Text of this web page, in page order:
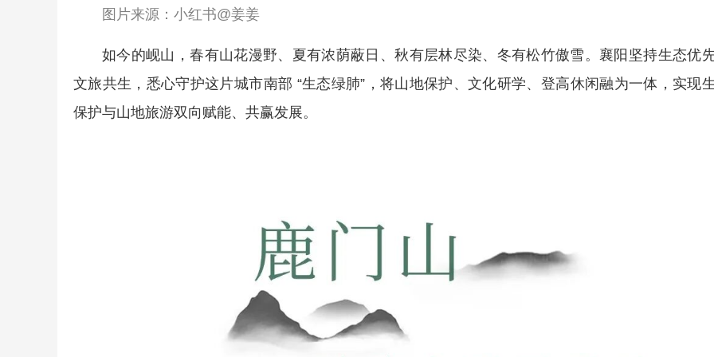
图片来源：小红书@姜姜
如今的岘山，春有山花漫野、夏有浓荫蔽日、秋有层林尽染、冬有松竹傲雪。襄阳坚持生态优先
文旅共生，悉心守护这片城市南部 “生态绿肺”，将山地保护、文化研学、登高休闲融为一体，实现
保护与山地旅游双向赋能、共赢发展。